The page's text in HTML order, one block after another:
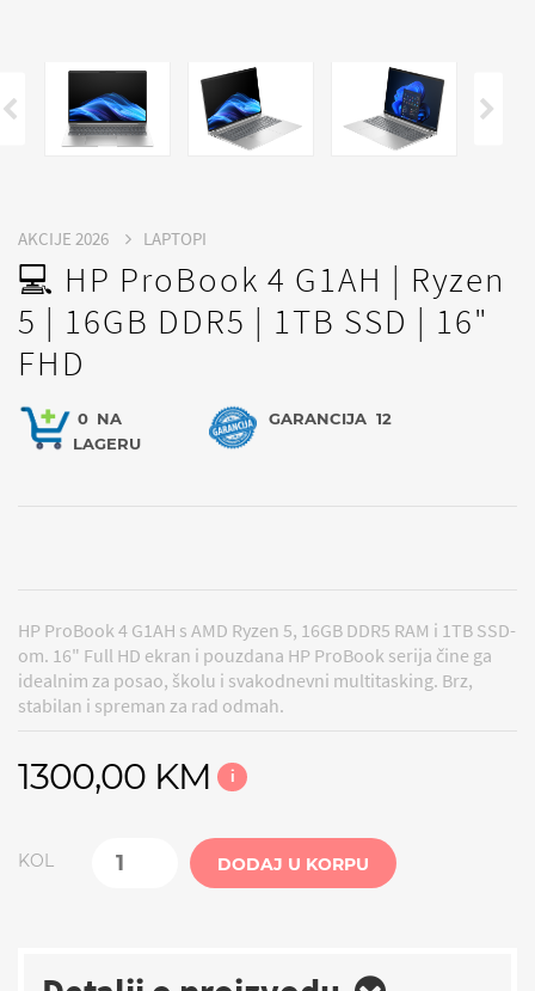
AKCIJE 2026 LAPTOPI
💻 HP ProBook 4 G1AH | Ryzen
5 | 16GB DDR5 | 1TB SSD | 16"
FHD
0 NA
LAGERU
GARANCIJA 12
HP ProBook 4 G1AH s AMD Ryzen 5, 16GB DDR5 RAM i 1TB SSD-
om. 16" Full HD ekran i pouzdana HP ProBook serija čine ga
idealnim za posao, školu i svakodnevni multitasking. Brz,
stabilan i spreman za rad odmah.
1300,00 KM i
KOL DODAJ U KORPU